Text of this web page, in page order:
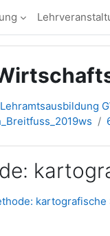
Lehramtsausbildung
kartografische